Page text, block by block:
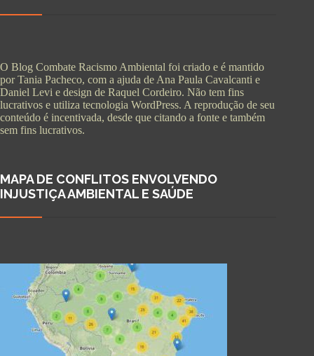
O Blog Combate Racismo Ambiental foi criado e é mantido
por Tania Pacheco, com a ajuda de Ana Paula Cavalcanti e
Daniel Levi e design de Raquel Cordeiro. Não tem fins
lucrativos e utiliza tecnologia WordPress. A reprodução de seu
conteúdo é incentivada, desde que citando a fonte e também
sem fins lucrativos.
MAPA DE CONFLITOS ENVOLVENDO
INJUSTIÇA AMBIENTAL E SAÚDE